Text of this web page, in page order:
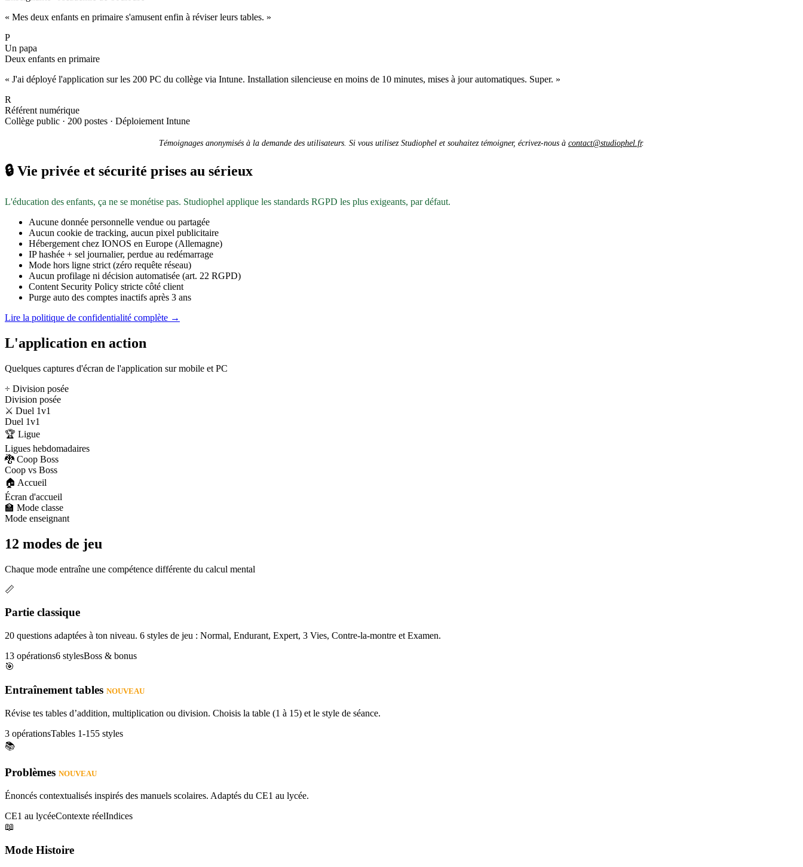
« Mes deux enfants en primaire s'amusent enfin à réviser leurs tables. »
P
Un papa
Deux enfants en primaire
« J'ai déployé l'application sur les 200 PC du collège via Intune. Installation silencieuse en moins de 10 minutes, mises à jour automatiques. Super. »
R
Référent numérique
Collège public · 200 postes · Déploiement Intune
Témoignages anonymisés à la demande des utilisateurs. Si vous utilisez Studiophel et souhaitez témoigner, écrivez-nous à contact@studiophel.fr.
🔒 Vie privée et sécurité prises au sérieux
L'éducation des enfants, ça ne se monétise pas. Studiophel applique les standards RGPD les plus exigeants, par défaut.
Aucune donnée personnelle vendue ou partagée
Aucun cookie de tracking, aucun pixel publicitaire
Hébergement chez IONOS en Europe (Allemagne)
IP hashée + sel journalier, perdue au redémarrage
Mode hors ligne strict (zéro requête réseau)
Aucun profilage ni décision automatisée (art. 22 RGPD)
Content Security Policy stricte côté client
Purge auto des comptes inactifs après 3 ans
Lire la politique de confidentialité complète →
L'application en action
Quelques captures d'écran de l'application sur mobile et PC
÷ Division posée
Division posée
⚔️ Duel 1v1
Duel 1v1
🏆 Ligue
Ligues hebdomadaires
🐉 Coop Boss
Coop vs Boss
🏠 Accueil
Écran d'accueil
🏫 Mode classe
Mode enseignant
12 modes de jeu
Chaque mode entraîne une compétence différente du calcul mental
📏
Partie classique
20 questions adaptées à ton niveau. 6 styles de jeu : Normal, Endurant, Expert, 3 Vies, Contre-la-montre et Examen.
13 opérations6 stylesBoss & bonus
🎯
Entraînement tables NOUVEAU
Révise tes tables d’addition, multiplication ou division. Choisis la table (1 à 15) et le style de séance.
3 opérationsTables 1-155 styles
📚
Problèmes NOUVEAU
Énoncés contextualisés inspirés des manuels scolaires. Adaptés du CE1 au lycée.
CE1 au lycéeContexte réelIndices
📖
Mode Histoire